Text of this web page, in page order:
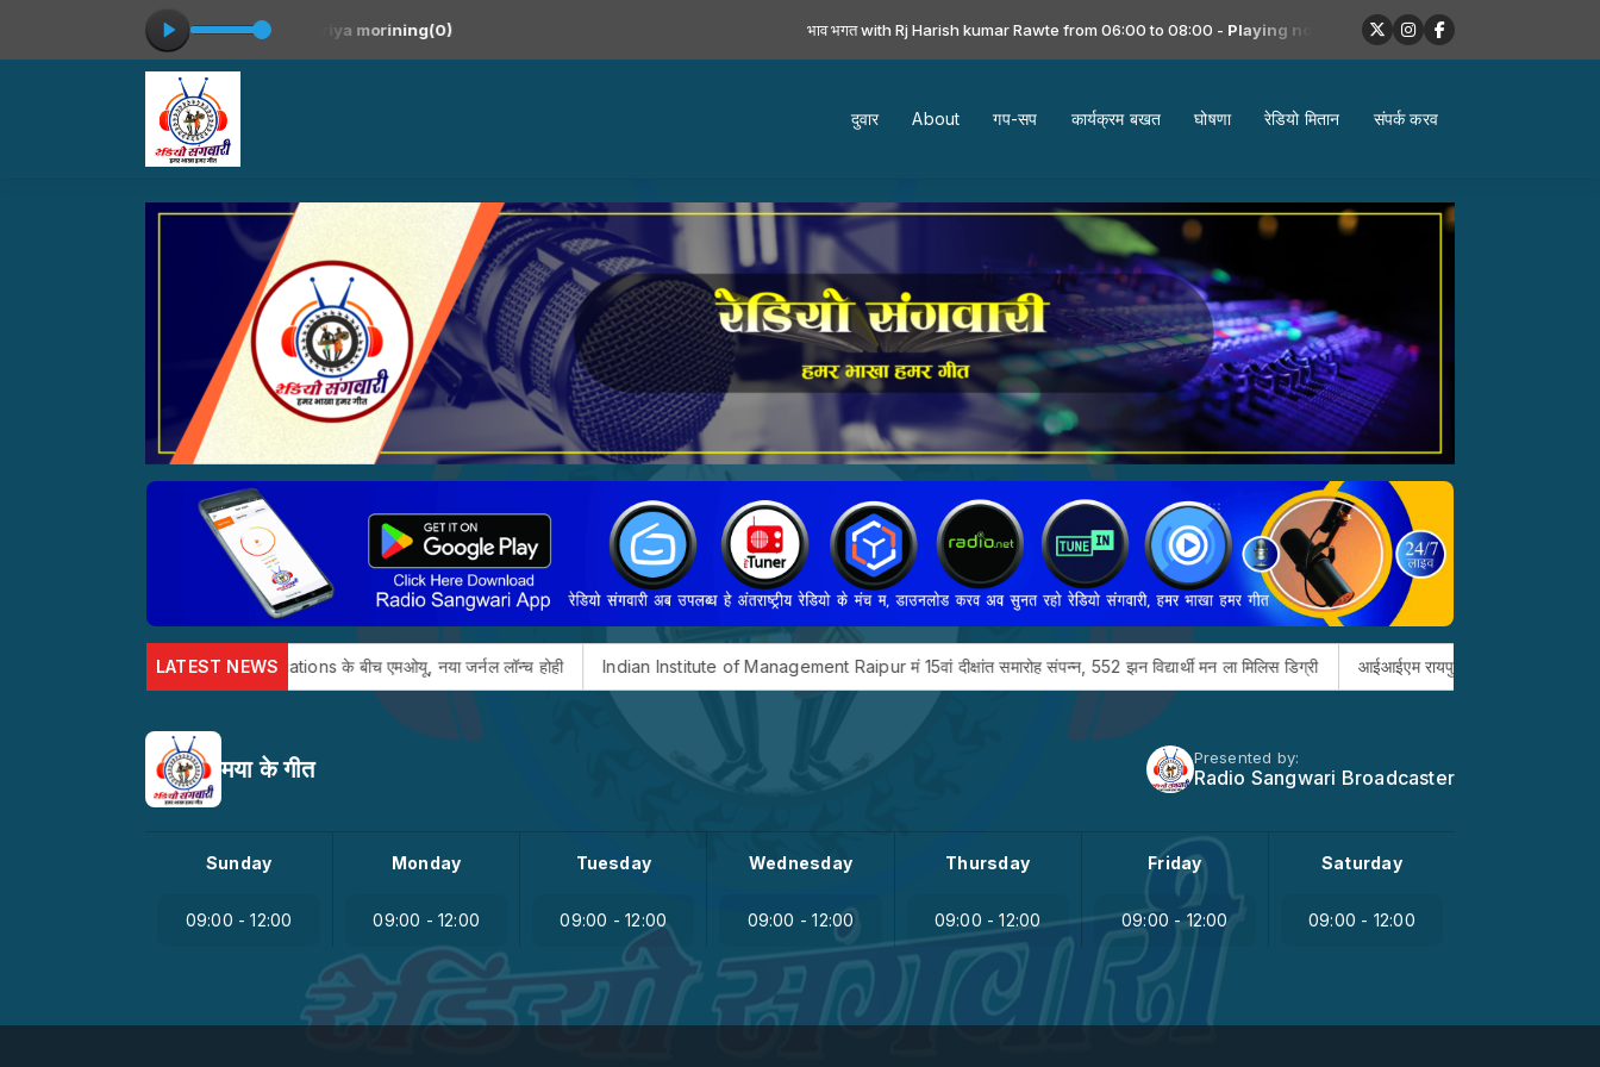
06:00 to 08:00 - Playing now: shriya morining(0) भाव भगत with Rj Harish kumar Rawte from 06:00 to 08:00 -Playing now: shriya morining(0)
दुवार About गप-सप कार्यक्रम बखत घोषणा रेडियो मितान संपर्क करव
LATEST NEWS
IIM, Raipur अउ SAGE Publications के बीच एमओयू, नया जर्नल लॉन्च होही Indian Institute of Management Raipur मं 15वां दीक्षांत समारोह संपन्न, 552 झन विद्यार्थी मन ला मिलिस डिग्री आईआईएम रायपुर म मुख्यमंत्री सुशासन
मया के गीत Presented by:
Radio Sangwari Broadcaster
Sunday
09:00 - 12:00
Monday
09:00 - 12:00
Tuesday
09:00 - 12:00
Wednesday
09:00 - 12:00
Thursday
09:00 - 12:00
Friday
09:00 - 12:00
Saturday
09:00 - 12:00